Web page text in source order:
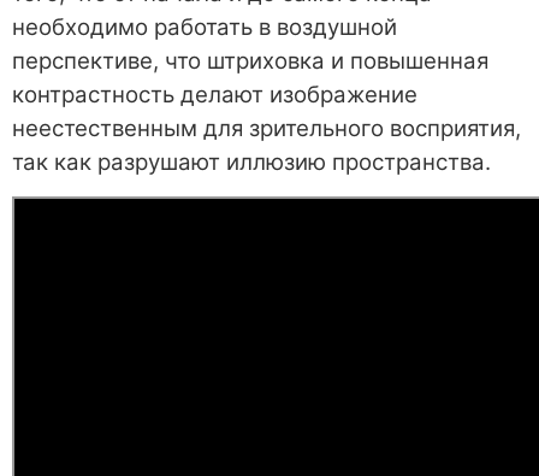
необходимо работать в воздушной
перспективе, что штриховка и повышенная
контрастность делают изображение
неестественным для зрительного восприятия,
так как разрушают иллюзию пространства.